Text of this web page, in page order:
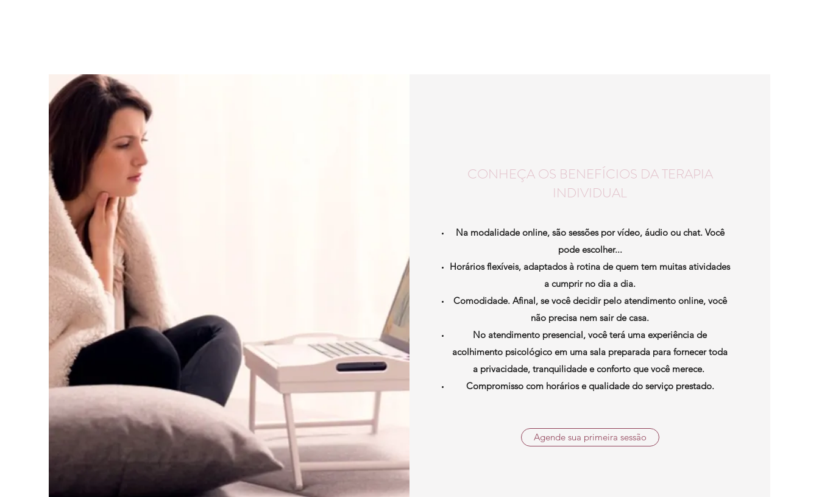
CONHEÇA OS BENEFÍCIOS DA TERAPIA
INDIVIDUAL
Na modalidade online, são sessões por vídeo, áudio ou chat. Você
pode escolher...
Horários flexíveis, adaptados à rotina de quem tem muitas atividades
a cumprir no dia a dia.
Comodidade. Afinal, se você decidir pelo atendimento online, você
não precisa nem sair de casa.
No atendimento presencial, você terá uma experiência de
acolhimento psicológico em uma sala preparada para fornecer toda
a privacidade, tranquilidade e conforto que você merece.
Compromisso com horários e qualidade do serviço prestado.
Agende sua primeira sessão